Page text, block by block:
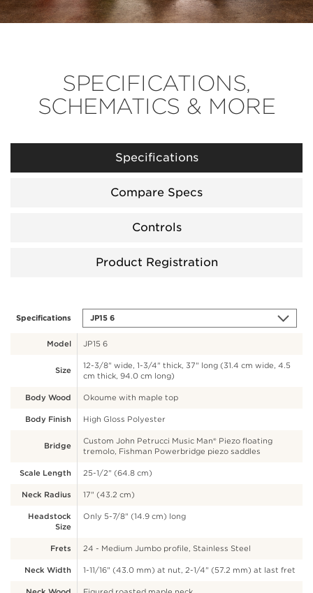
SPECIFICATIONS,
SCHEMATICS & MORE
Specifications
Compare Specs
Controls
Product Registration
Specifications
Model JP15 6
Size
12-3/8" wide, 1-3/4" thick, 37" long (31.4 cm wide, 4.5
cm thick, 94.0 cm long)
Body Wood Okoume with maple top
Body Finish High Gloss Polyester
Bridge
Custom John Petrucci Music Man® Piezo floating
tremolo, Fishman Powerbridge piezo saddles
Scale Length 25-1/2" (64.8 cm)
Neck Radius 17" (43.2 cm)
Headstock
Size
Only 5-7/8" (14.9 cm) long
Frets 24 - Medium Jumbo profile, Stainless Steel
Neck Width 1-11/16" (43.0 mm) at nut, 2-1/4" (57.2 mm) at last fret